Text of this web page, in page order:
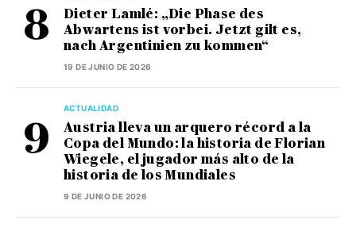
Dieter Lamlé: „Die Phase des
Abwartens ist vorbei. Jetzt gilt es,
nach Argentinien zu kommen“
19 DE JUNIO DE 2026
ACTUALIDAD
Austria lleva un arquero récord a la
Copa del Mundo: la historia de Florian
Wiegele, el jugador más alto de la
historia de los Mundiales
9 DE JUNIO DE 2026